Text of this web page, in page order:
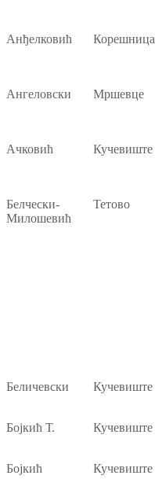
Aнђелковић
Корешница
Ангеловски
Мршевце
Ачковић
Кучевиште
Белчески-
Милошевић
Тетово
Беличевски
Кучевиште
Бојкић Т. Кучевиште
Бојкић Кучевиште